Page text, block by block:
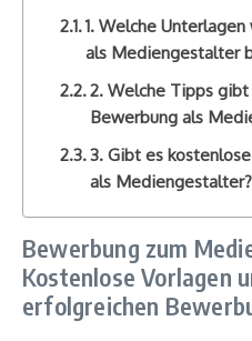
1. Welche
als Mediengestalter
2. Welche Tipps
Bewerbung als
3. Gibt es
als Mediengestalter?
Bewerbung zum
Kostenlose Vorlagen
erfolgreichen